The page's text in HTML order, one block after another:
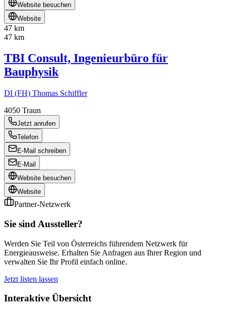
Website besuchen
Website
47 km
47 km
TBI Consult, Ingenieurbüro für
Bauphysik
DI (FH) Thomas Schiffler
4050 Traun
Jetzt anrufen
Telefon
E-Mail schreiben
E-Mail
Website besuchen
Website
Partner-Netzwerk
Sie sind Aussteller?
Werden Sie Teil von Österreichs führendem Netzwerk für
Energieausweise. Erhalten Sie Anfragen aus Ihrer Region und
verwalten Sie Ihr Profil einfach online.
Jetzt listen lassen
Interaktive Übersicht